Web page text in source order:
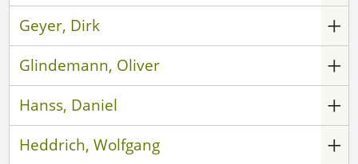
Geyer, Dirk
Glindemann, Oliver
Hanss, Daniel
Heddrich, Wolfgang